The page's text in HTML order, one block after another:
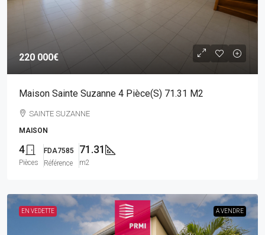
220 000€
Maison Sainte Suzanne 4 Pièce(s) 71.31 M2
SAINTE SUZANNE
MAISON
4
Pièces
FDA7585
Référence
71.31
m2
EN VEDETTE A VENDRE